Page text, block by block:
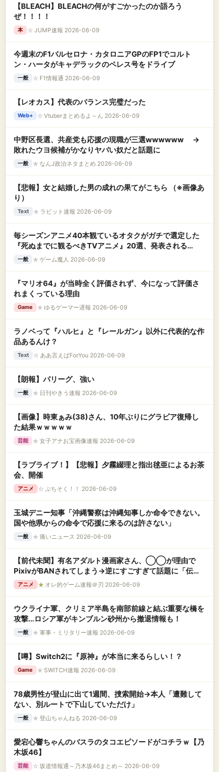
【BLEACH】BLEACHの何がすごかったのか語ろう
ぜ！！！！
本 ☆ JUMP速報 2026-06-09
今週末のF1バルセロナ・カタロニアGPのFP1でコルト
ン・ハータがキャデラックのペレス号をドライブ
一般 ☆ F1情報通 2026-06-09
【レオカス】代表のバランス完璧だった
Web+ ☆ Vtuberまとめるよ～ん 2026-06-09
中野区長選、共産党も応援の現職が三選wwwwww →
敗れたウヨ候補がかなりヤバい奴だと話題に
一般 ★ なんJ政治ネタまとめ 2026-06-09
【悲報】女と結婚した男の成れの果てがこちら （※画像あ
り）
Text ★ ラビット速報 2026-06-09
毎シーズンアニメ40本観ているオタクがガチで選定した
『死ぬまでに観るべきTVアニメ』20選、発表される
www
一般 ★ ゲーム魔人 2026-06-09
『マリオ64』が当時全く評価されず、今になって評価さ
れまくっている理由
Game ★ ゆるゲーマー遅報 2026-06-09
ラノベって『ハルヒ』と『レールガン』以外に代表的な作
品あるんけ？
Text ☆ ああ言えばForYou 2026-06-09
【朗報】パリーグ、強い
一般 ★ 日刊やきう速報 2026-06-09
【画像】時東ぁみ(38)さん、10年ぶりにグラビア復帰し
た結果ｗｗｗｗｗ
芸能 ★ 女子アナお宝画像速報 2026-06-09
【ラブライブ！】【悲報】夕霧綴理と指出毬亜によるお茶
会、開催
アニメ ☆ ぷちそく！！ 2026-06-09
玉城デニー知事「沖縄警察は沖縄知事しか命令できない。
国や他県からの命令で応援に来るのは許さない」
一般 ★ 痛いニュース 2026-06-09
【前代未聞】有名アダルト漫画家さん、◯◯が理由で
PixivがBANされてしまう→逆にすごすぎて話題に「伝説
誕生」
アニメ ★ オレ的ゲーム速報＠刃 2026-06-09
ウクライナ軍、クリミア半島を南部前線と結ぶ重要な橋を
攻撃…ロシア軍がキンブルン砂州から撤退情報も！
一般 ★ 軍事・ミリタリー速報 2026-06-09
【噂】Switch2に『原神』が本当に来るらしい！？
Game ★ SWITCH速報 2026-06-09
78歳男性が登山に出て1週間、捜索開始→本人「遭難して
ない、別ルートで下山していただけ」
一般 ★ 登山ちゃんねる 2026-06-09
愛宕心響ちゃんのバスラのタコエピソードがコチラｗ【乃
木坂46】
芸能 ☆ 坂道情報通～乃木坂46まとめ～ 2026-06-09